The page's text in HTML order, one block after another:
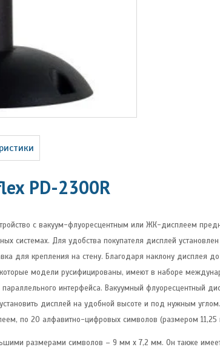
PD-2300R
с вакуум-флуоресцентным или ЖК-дисплеем
системах. Для удобства покупателя дисплей
для крепления на стену. Благодаря наклону дисплея
модели русифицированы, имеют в наборе
интерфейса. Вакуумный флуоресцентный
дисплей на удобной высоте и под нужным
по 20 алфавитно-цифровых символов (размером
размерами символов – 9 мм х 7,2 мм. Он также